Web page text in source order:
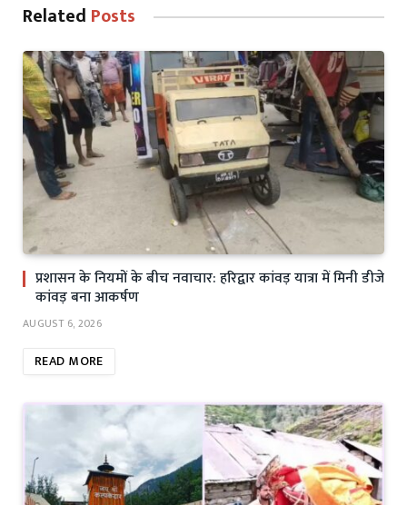
Related Posts
प्रशासन के नियमों के बीच नवाचार: हरिद्वार कांवड़ यात्रा में मिनी डीजे
कांवड़ बना आकर्षण
AUGUST 6, 2026
READ MORE